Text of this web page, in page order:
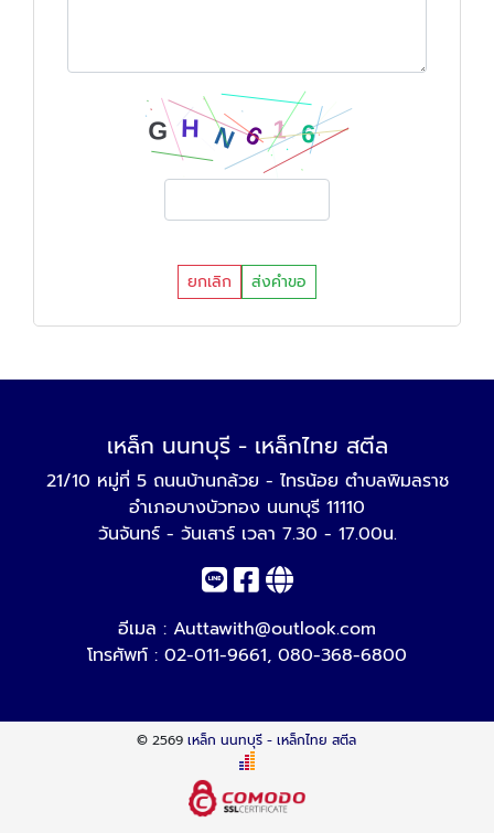
ยกเลิก ส่งคำขอ
เหล็ก นนทบุรี - เหล็กไทย สตีล
21/10 หมู่ที่ 5 ถนนบ้านกล้วย - ไทรน้อย ตำบลพิมลราช
อำเภอบางบัวทอง นนทบุรี 11110
วันจันทร์ - วันเสาร์ เวลา 7.30 - 17.00น.
อีเมล : Auttawith@outlook.com
โทรศัพท์ : 02-011-9661, 080-368-6800
© 2569เหล็ก นนทบุรี - เหล็กไทย สตีล